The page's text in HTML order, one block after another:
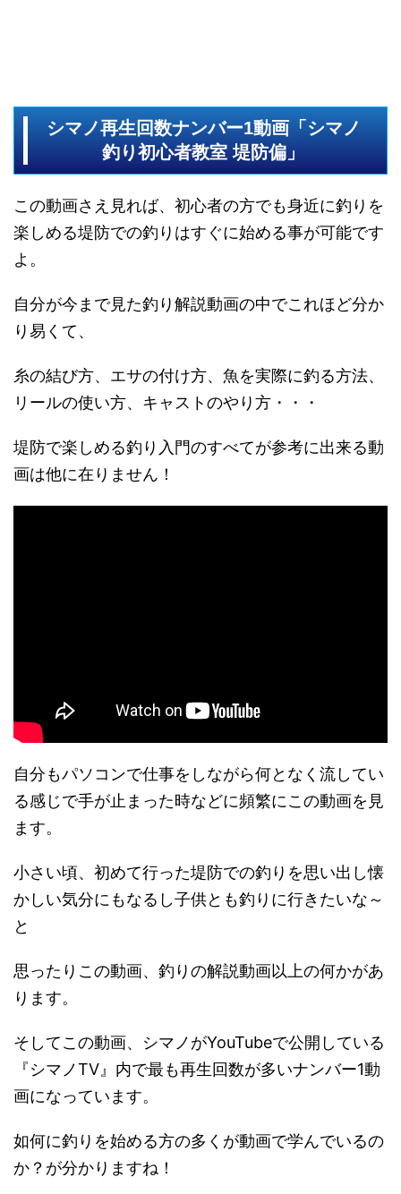
シマノ再生回数ナンバー1動画「シマノ
釣り初心者教室 堤防偏」
この動画さえ見れば、初心者の方でも身近に釣りを
楽しめる堤防での釣りはすぐに始める事が可能です
よ。
自分が今まで見た釣り解説動画の中でこれほど分か
り易くて、
糸の結び方、エサの付け方、魚を実際に釣る方法、
リールの使い方、キャストのやり方・・・
堤防で楽しめる釣り入門のすべてが参考に出来る動
画は他に在りません！
自分もパソコンで仕事をしながら何となく流してい
る感じで手が止まった時などに頻繁にこの動画を見
ます。
小さい頃、初めて行った堤防での釣りを思い出し懐
かしい気分にもなるし子供とも釣りに行きたいな～
と
思ったりこの動画、釣りの解説動画以上の何かがあ
ります。
そしてこの動画、シマノがYouTubeで公開している
『シマノTV』内で最も再生回数が多いナンバー1動
画になっています。
如何に釣りを始める方の多くが動画で学んでいるの
か？が分かりますね！